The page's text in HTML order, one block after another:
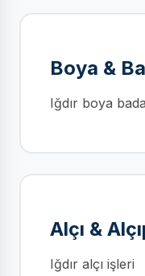
Boya &
Iğdır boya
Alçı &
Iğdır alçı işleri